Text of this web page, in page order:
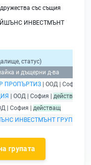
със същия
ИНВЕСТМЪНТ
статус)
и дъщерни д-ва
ПРОПЪРТИЗ | ООД | София |
| ООД | София | действащ
| София | действащ
ИНВЕСТМЪНТ ГРУП
групата